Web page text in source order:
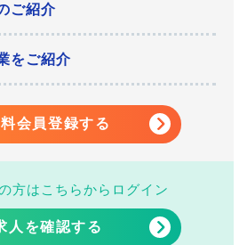
ご紹介
をご紹介
会員登録する
方はこちらからログイン
人を確認する